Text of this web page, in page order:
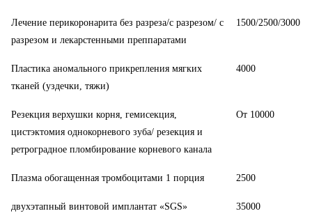
Лечение перикоронарита без разреза/с разрезом/ с
разрезом и лекарстенными преппаратами
1500/2500/3000
Пластика аномального прикрепления мягких
тканей (уздечки, тяжи)
4000
Резекция верхушки корня, гемисекция,
цистэктомия однокорневого зуба/ резекция и
ретроградное пломбирование корневого канала
От 10000
Плазма обогащенная тромбоцитами 1 порция 2500
двухэтапный винтовой имплантат «SGS»
35000